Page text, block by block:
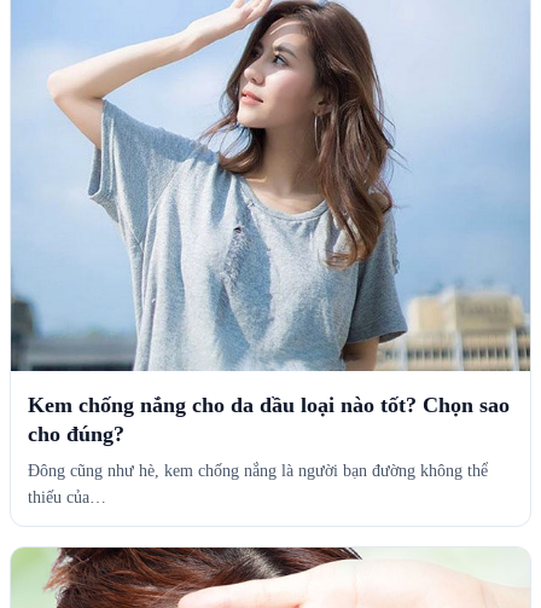
Kem chống nắng cho da dầu loại nào tốt? Chọn sao
cho đúng?
Đông cũng như hè, kem chống nắng là người bạn đường không thể
thiếu của…